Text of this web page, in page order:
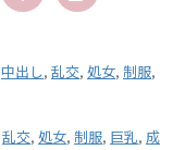
中出し, 乱交, 処女, 制服,
乱交, 処女, 制服, 巨乳, 成